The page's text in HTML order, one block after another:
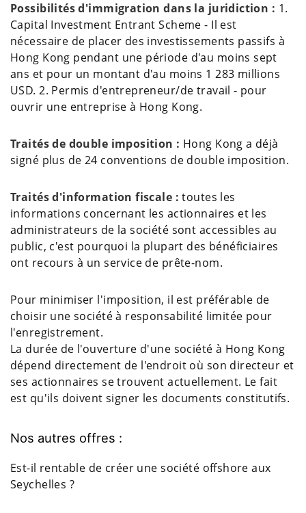
Possibilités d'immigration dans la juridiction : 1.
Capital Investment Entrant Scheme - Il est
nécessaire de placer des investissements passifs à
Hong Kong pendant une période d'au moins sept
ans et pour un montant d'au moins 1 283 millions
USD. 2. Permis d'entrepreneur/de travail - pour
ouvrir une entreprise à Hong Kong.
Traités de double imposition : Hong Kong a déjà
signé plus de 24 conventions de double imposition.
Traités d'information fiscale : toutes les
informations concernant les actionnaires et les
administrateurs de la société sont accessibles au
public, c'est pourquoi la plupart des bénéficiaires
ont recours à un service de prête-nom.
Pour minimiser l'imposition, il est préférable de
choisir une société à responsabilité limitée pour
l'enregistrement.
La durée de l'ouverture d'une société à Hong Kong
dépend directement de l'endroit où son directeur et
ses actionnaires se trouvent actuellement. Le fait
est qu'ils doivent signer les documents constitutifs.
Nos autres offres :
Est-il rentable de créer une société offshore aux
Seychelles ?